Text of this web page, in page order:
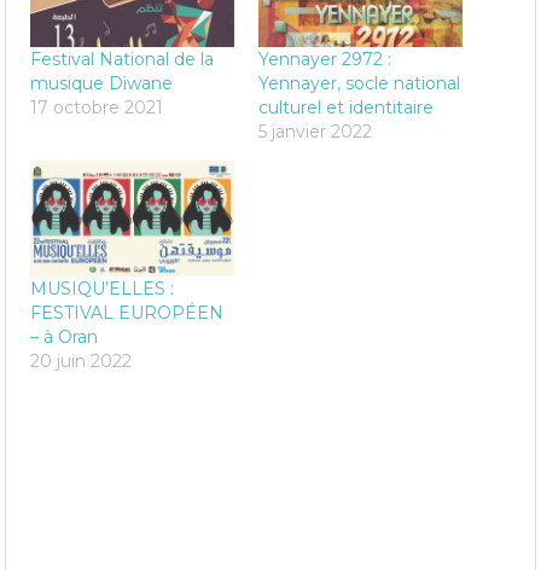
Festival National de la
musique Diwane
17 octobre 2021
Yennayer 2972 :
Yennayer, socle national
culturel et identitaire
5 janvier 2022
MUSIQU’ELLES :
FESTIVAL EUROPÉEN
– à Oran
20 juin 2022